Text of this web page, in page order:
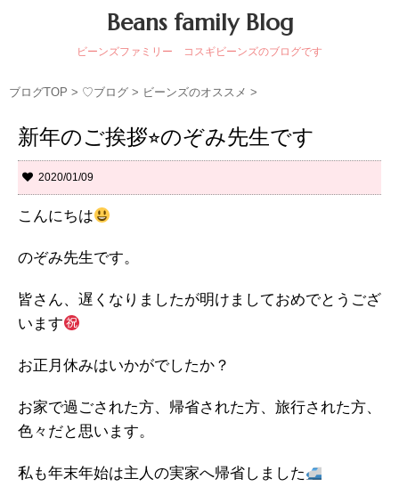
Beans family Blog
ビーンズファミリー コスギビーンズのブログです
ブログTOP > ♡ブログ > ビーンズのオススメ >
新年のご挨拶⭐︎のぞみ先生です
2020/01/09
こんにちは
のぞみ先生です。
皆さん、遅くなりましたが明けましておめでとうござ
います
お正月休みはいかがでしたか？
お家で過ごされた方、帰省された方、旅行された方、
色々だと思います。
私も年末年始は主人の実家へ帰省しました